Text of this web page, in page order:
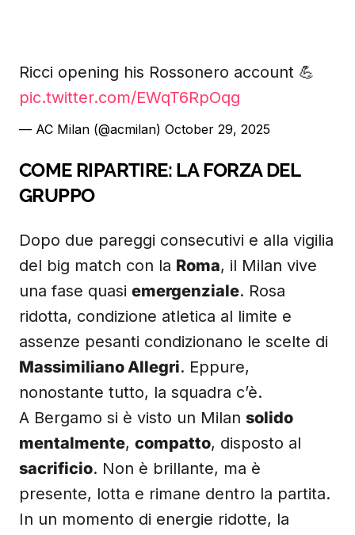
Ricci opening his Rossonero account 💪
pic.twitter.com/EWqT6RpOqg
— AC Milan (@acmilan) October 29, 2025
COME RIPARTIRE: LA FORZA DEL
GRUPPO
Dopo due pareggi consecutivi e alla vigilia
del big match con la Roma, il Milan vive
una fase quasi emergenziale. Rosa
ridotta, condizione atletica al limite e
assenze pesanti condizionano le scelte di
Massimiliano Allegri. Eppure,
nonostante tutto, la squadra c’è.
A Bergamo si è visto un Milan solido
mentalmente, compatto, disposto al
sacrificio. Non è brillante, ma è
presente, lotta e rimane dentro la partita.
In un momento di energie ridotte, la